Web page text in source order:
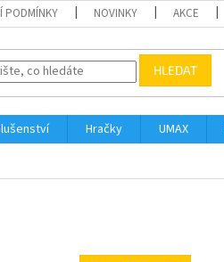
PODMÍNKY NOVINKY AKCE
HLEDAT
Hračky UMAX